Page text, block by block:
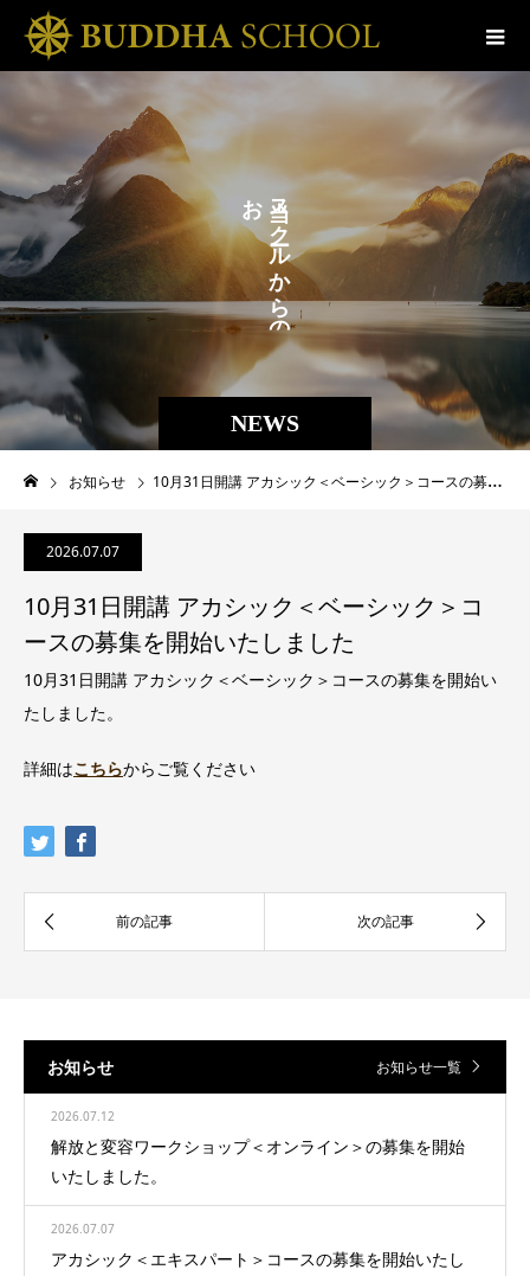
NEWS
ス
ク
ル
か
ら
の
お
ら
せ
。
お知らせ 10月31日開講 アカシック＜ベーシック＞コースの募集を開始いたしました
2026.07.07
10月31日開講 アカシック＜ベーシック＞コ
ースの募集を開始いたしました
10月31日開講 アカシック＜ベーシック＞コースの募集を開始い
たしました。
詳細はこちらからご覧ください
お知らせ お知らせ一覧
2026.07.12
解放と変容ワークショップ＜オンライン＞の募集を開始
いたしました。
2026.07.07
アカシック＜エキスパート＞コースの募集を開始いたし